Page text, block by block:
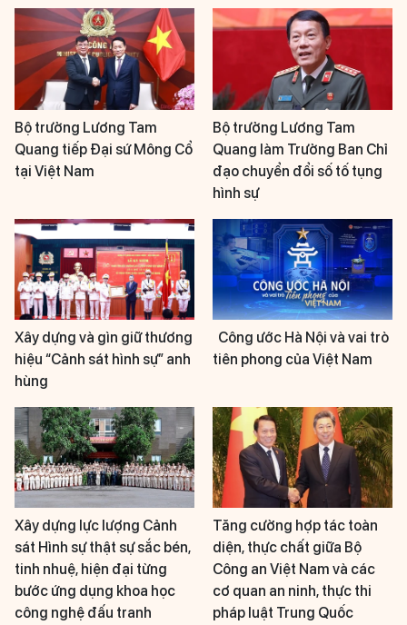
Bộ trưởng Lương Tam
Quang tiếp Đại sứ Mông Cổ
tại Việt Nam
Bộ trưởng Lương Tam
Quang làm Trưởng Ban Chỉ
đạo chuyển đổi số tố tụng
hình sự
Xây dựng và gìn giữ thương
hiệu “Cảnh sát hình sự” anh
hùng
Công ước Hà Nội và vai trò
tiên phong của Việt Nam
Xây dựng lực lượng Cảnh
sát Hình sự thật sự sắc bén,
tinh nhuệ, hiện đại từng
bước ứng dụng khoa học
công nghệ đấu tranh
Tăng cường hợp tác toàn
diện, thực chất giữa Bộ
Công an Việt Nam và các
cơ quan an ninh, thực thi
pháp luật Trung Quốc